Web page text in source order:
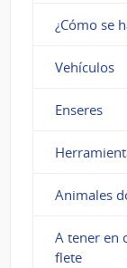
¿Cómo se
Vehículos
Enseres
Animales
A tener en
flete